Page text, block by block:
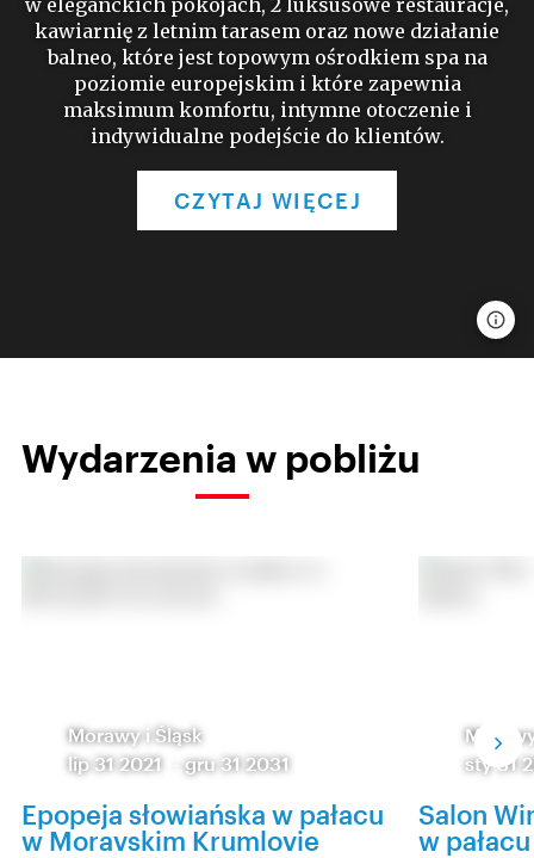
w eleganckich pokojach, 2 luksusowe restauracje,
kawiarnię z letnim tarasem oraz nowe działanie
balneo, które jest topowym ośrodkiem spa na
poziomie europejskim i które zapewnia
maksimum komfortu, intymne otoczenie i
indywidualne podejście do klientów.
CZYTAJ WIĘCEJ
Wydarzenia w pobliżu
Morawy i Śląsk
lip 31 2021
-gru 31 2031
Epopeja słowiańska w pałacu
w Moravskim Krumlovie
sty 31
Salon
w